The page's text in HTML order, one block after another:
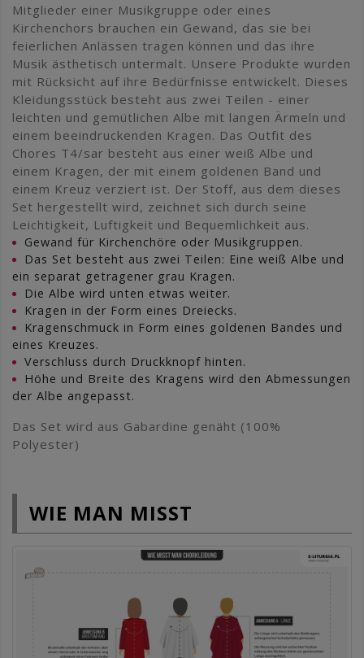
Mitglieder einer Musikgruppe oder eines
Kirchenchors brauchen ein Gewand, das sie bei
feierlichen Anlässen tragen können und das ihre
Musik ästhetisch untermalt. Unsere Produkte wurden
mit Rücksicht auf ihre Bedürfnisse entwickelt. Dieses
Kleidungsstück besteht aus zwei Teilen - einer
leichten und gemütlichen Albe mit langen Ärmeln und
einem beeindruckenden Kragen. Das Outfit des
Chores T4/sar besteht aus einer weiß Albe und
einem Kragen, der mit einem goldenen Band und
einem Kreuz verziert ist. Der Stoff, aus dem dieses
Set hergestellt wird, zeichnet sich durch seine
Leichtigkeit, Luftigkeit und Bequemlichkeit aus.
Gewand für Kirchenchöre oder Musikgruppen.
Das Set besteht aus zwei Teilen: Eine weiß Albe und
ein separat getragener grau Kragen.
Die Albe wird unten etwas weiter.
Kragen in der Form eines Dreiecks.
Kragenschmuck in Form eines goldenen Bandes und
eines Kreuzes.
Verschluss durch Druckknopf hinten.
Höhe und Breite des Kragens wird den Abmessungen
der Albe angepasst.
Das Set wird aus Gabardine genäht (100%
Polyester)
WIE MAN MISST